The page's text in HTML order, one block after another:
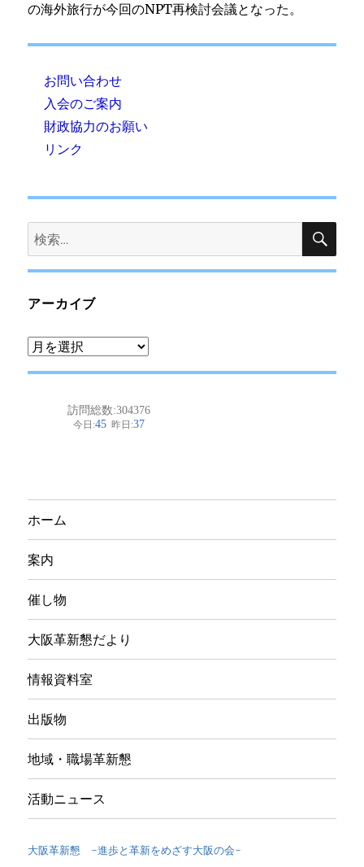
の海外旅行が今回のNPT再検討会議となった。
お問い合わせ
入会のご案内
財政協力のお願い
リンク
検
索:
検
アーカイブ
ア
ー
ホーム
案内
催し物
大阪革新懇だより
情報資料室
出版物
地域・職場革新懇
活動ニュース
大阪革新懇 -進歩と革新をめざす大阪の会-